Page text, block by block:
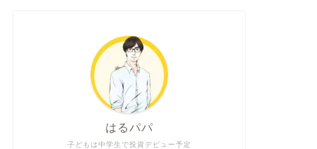
子どもは中学生で投資デビュー予定
はるパパ